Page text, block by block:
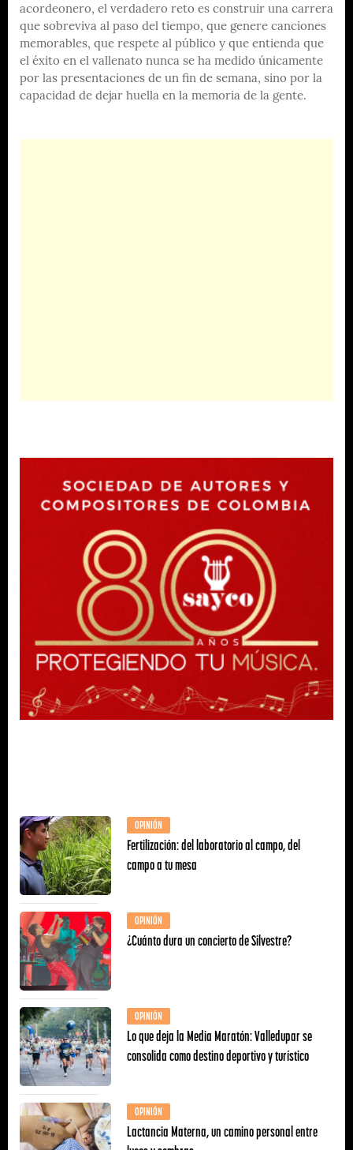
acordeonero, el verdadero reto es construir una carrera
que sobreviva al paso del tiempo, que genere canciones
memorables, que respete al público y que entienda que
el éxito en el vallenato nunca se ha medido únicamente
por las presentaciones de un fin de semana, sino por la
capacidad de dejar huella en la memoria de la gente.
OPINIÓN
Fertilización: del laboratorio al campo, del
campo a tu mesa
OPINIÓN
¿Cuánto dura un concierto de Silvestre?
OPINIÓN
Lo que deja la Media Maratón: Valledupar se
consolida como destino deportivo y turístico
OPINIÓN
Lactancia Materna, un camino personal entre